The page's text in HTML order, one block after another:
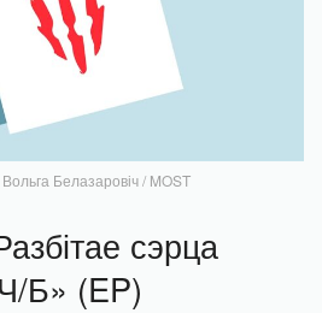
Белазаровіч / MOST
сэрца
Б» (EP)